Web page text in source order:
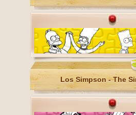
Los Simpson - The